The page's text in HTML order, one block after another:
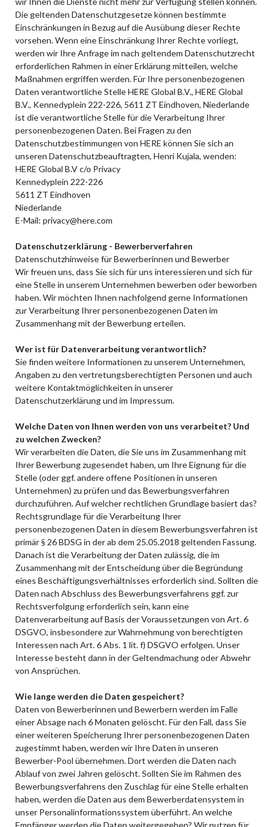
Die geltenden Datenschutzgesetze können bestimmte
Einschränkungen in Bezug auf die Ausübung dieser Rechte
vorsehen. Wenn eine Einschränkung Ihrer Rechte vorliegt,
werden wir Ihre Anfrage im nach geltendem Datenschutzrecht
erforderlichen Rahmen in einer Erklärung mitteilen, welche
Maßnahmen ergriffen werden. Für Ihre personenbezogenen
Daten verantwortliche Stelle HERE Global B.V., HERE Global
B.V., Kennedyplein 222-226, 5611 ZT Eindhoven, Niederlande
ist die verantwortliche Stelle für die Verarbeitung Ihrer
personenbezogenen Daten. Bei Fragen zu den
Datenschutzbestimmungen von HERE können Sie sich an
unseren Datenschutzbeauftragten, Henri Kujala, wenden:
HERE Global B.V c/o Privacy
Kennedyplein 222-226
5611 ZT Eindhoven
Niederlande
E-Mail: privacy@here.com
Datenschutzerklärung - Bewerberverfahren
Datenschutzhinweise für Bewerberinnen und Bewerber
Wir freuen uns, dass Sie sich für uns interessieren und sich für
eine Stelle in unserem Unternehmen bewerben oder beworben
haben. Wir möchten Ihnen nachfolgend gerne Informationen
zur Verarbeitung Ihrer personenbezogenen Daten im
Zusammenhang mit der Bewerbung erteilen.
Wer ist für Datenverarbeitung verantwortlich?
Sie finden weitere Informationen zu unserem Unternehmen,
Angaben zu den vertretungsberechtigten Personen und auch
weitere Kontaktmöglichkeiten in unserer
Datenschutzerklärung und im Impressum.
Welche Daten von Ihnen werden von uns verarbeitet? Und
zu welchen Zwecken?
Wir verarbeiten die Daten, die Sie uns im Zusammenhang mit
Ihrer Bewerbung zugesendet haben, um Ihre Eignung für die
Stelle (oder ggf. andere offene Positionen in unseren
Unternehmen) zu prüfen und das Bewerbungsverfahren
durchzuführen. Auf welcher rechtlichen Grundlage basiert das?
Rechtsgrundlage für die Verarbeitung Ihrer
personenbezogenen Daten in diesem Bewerbungsverfahren ist
primär § 26 BDSG in der ab dem 25.05.2018 geltenden Fassung.
Danach ist die Verarbeitung der Daten zulässig, die im
Zusammenhang mit der Entscheidung über die Begründung
eines Beschäftigungsverhältnisses erforderlich sind. Sollten die
Daten nach Abschluss des Bewerbungsverfahrens ggf. zur
Rechtsverfolgung erforderlich sein, kann eine
Datenverarbeitung auf Basis der Voraussetzungen von Art. 6
DSGVO, insbesondere zur Wahrnehmung von berechtigten
Interessen nach Art. 6 Abs. 1 lit. f) DSGVO erfolgen. Unser
Interesse besteht dann in der Geltendmachung oder Abwehr
von Ansprüchen.
Wie lange werden die Daten gespeichert?
Daten von Bewerberinnen und Bewerbern werden im Falle
einer Absage nach 6 Monaten gelöscht. Für den Fall, dass Sie
einer weiteren Speicherung Ihrer personenbezogenen Daten
zugestimmt haben, werden wir Ihre Daten in unseren
Bewerber-Pool übernehmen. Dort werden die Daten nach
Ablauf von zwei Jahren gelöscht. Sollten Sie im Rahmen des
Bewerbungsverfahrens den Zuschlag für eine Stelle erhalten
haben, werden die Daten aus dem Bewerberdatensystem in
unser Personalinformationssystem überführt. An welche
Empfänger werden die Daten weitergegeben? Wir nutzen für